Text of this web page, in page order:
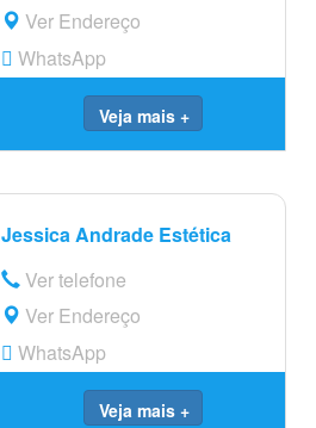
Ver Endereço
WhatsApp
Veja mais +
Jessica Andrade Estética
Ver telefone
Ver Endereço
WhatsApp
Veja mais +